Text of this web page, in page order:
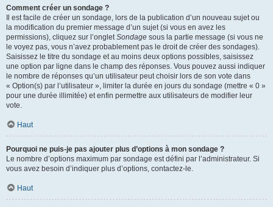
Comment créer un sondage ?
Il est facile de créer un sondage, lors de la publication d’un nouveau sujet ou
la modification du premier message d’un sujet (si vous en avez les
permissions), cliquez sur l’ongletSondage sous la partie message (si vous ne
le voyez pas, vous n’avez probablement pas le droit de créer des sondages).
Saisissez le titre du sondage et au moins deux options possibles, saisissez
une option par ligne dans le champ des réponses. Vous pouvez aussi indiquer
le nombre de réponses qu’un utilisateur peut choisir lors de son vote dans
« Option(s) par l’utilisateur », limiter la durée en jours du sondage (mettre « 0 »
pour une durée illimitée) et enfin permettre aux utilisateurs de modifier leur
vote.
Haut
Pourquoi ne puis-je pas ajouter plus d’options à mon sondage ?
Le nombre d’options maximum par sondage est défini par l’administrateur. Si
vous avez besoin d’indiquer plus d’options, contactez-le.
Haut